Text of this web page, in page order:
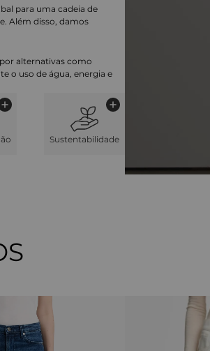
para uma cadeia de
Além disso, damos
alternativas como
o uso de água, energia e
Sustentabilidade